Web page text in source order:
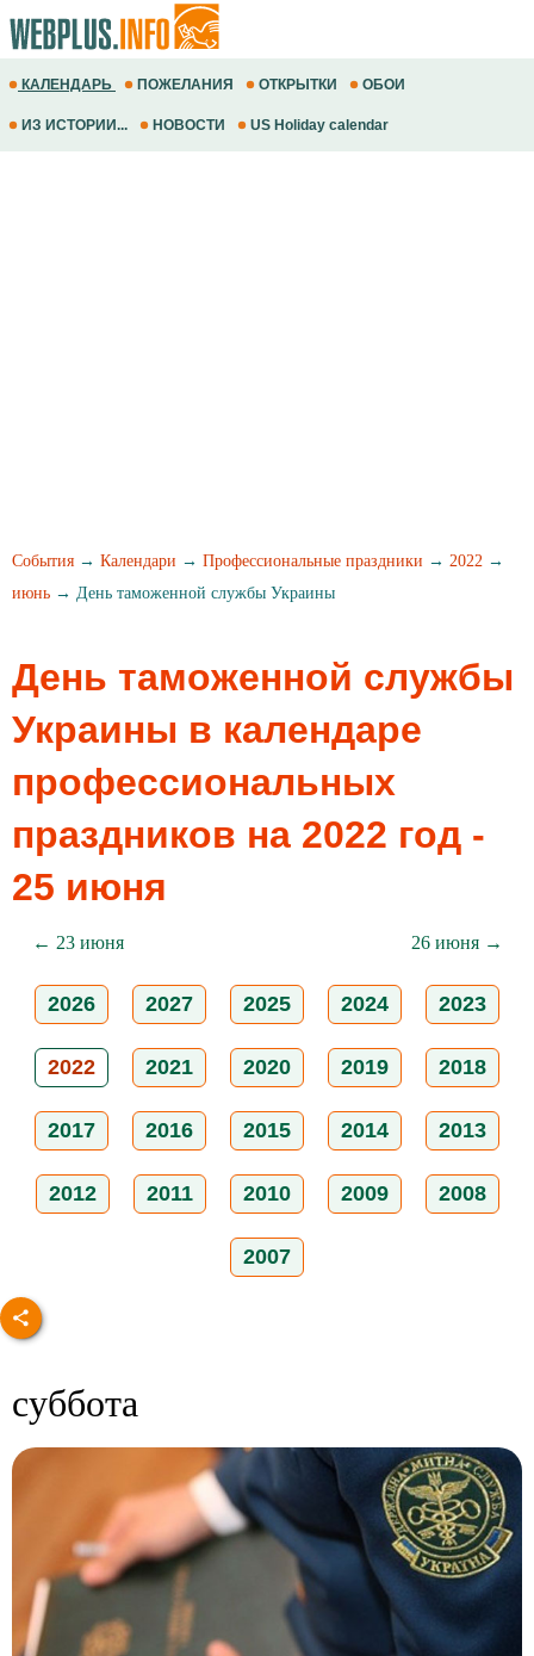
КАЛЕНДАРЬ ПОЖЕЛАНИЯ ОТКРЫТКИ ОБОИ
ИЗ ИСТОРИИ... НОВОСТИ US Holiday calendar
События → Календари → Профессиональные праздники → 2022 →
июнь → День таможенной службы Украины
День таможенной службы
Украины в календаре
профессиональных
праздников на 2022 год -
25 июня
← 23 июня 26 июня →
2026 2027 2025 2024 2023
2022 2021 2020 2019 2018
2017 2016 2015 2014 2013
2012 2011 2010 2009 2008
2007
суббота